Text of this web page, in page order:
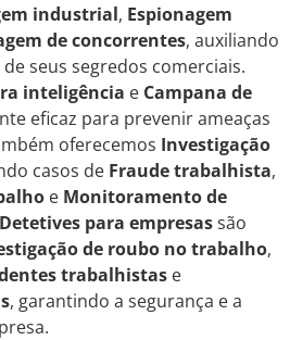
industrial, Espionagem
de concorrentes, auxiliando
seus segredos comerciais.
inteligência e Campana de
eficaz para prevenir ameaças
oferecemos Investigação
casos de Fraude trabalhista,
e Monitoramento de
Detetives para empresassão
de roubo no trabalho,
trabalhistas e
, garantindo a segurança e a